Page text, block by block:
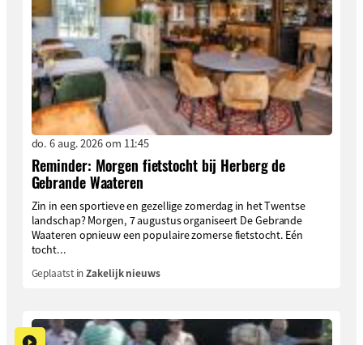
do. 6 aug. 2026 om 11:45
Reminder: Morgen fietstocht bij Herberg de
Gebrande Waateren
Zin in een sportieve en gezellige zomerdag in het Twentse
landschap? Morgen, 7 augustus organiseert De Gebrande
Waateren opnieuw een populaire zomerse fietstocht. Eén
tocht...
Geplaatst inZakelijk nieuws